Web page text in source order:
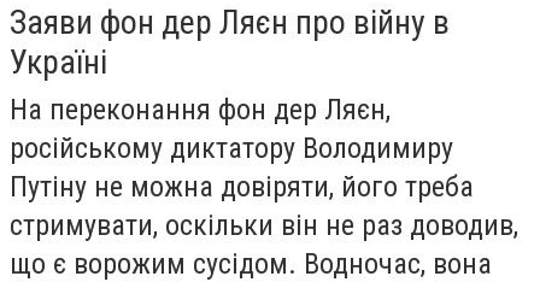
Заяви фон дер Ляєн про війну в
Україні
На переконання фон дер Ляєн,
російському диктатору Володимиру
Путіну не можна довіряти, його треба
стримувати, оскільки він не раз доводив,
що є ворожим сусідом. Водночас, вона